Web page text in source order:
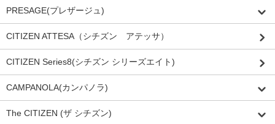
PRESAGE(プレザージュ)
CITIZEN ATTESA（シチズン アテッサ）
CITIZEN Series8(シチズン シリーズエイト)
CAMPANOLA(カンパノラ)
The CITIZEN (ザ シチズン)